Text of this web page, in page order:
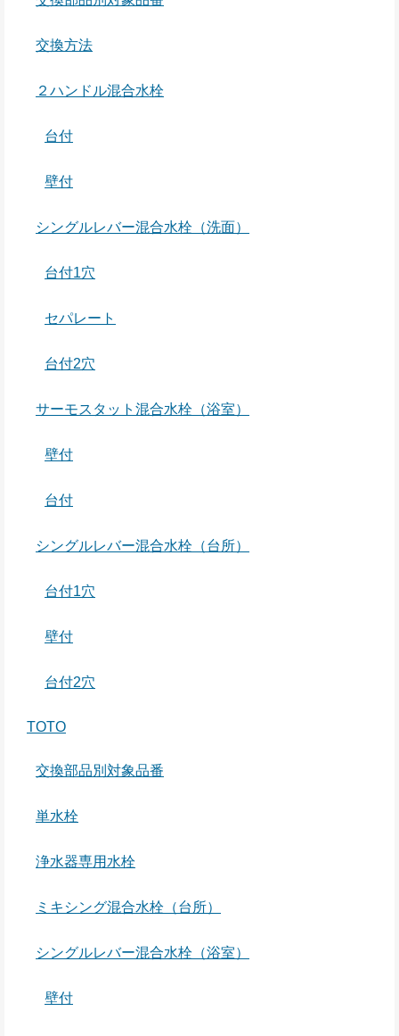
交換方法
２ハンドル混合水栓
台付
壁付
シングルレバー混合水栓（洗面）
台付1穴
セパレート
台付2穴
サーモスタット混合水栓（浴室）
壁付
台付
シングルレバー混合水栓（台所）
台付1穴
壁付
台付2穴
TOTO
交換部品別対象品番
単水栓
浄水器専用水栓
ミキシング混合水栓（台所）
シングルレバー混合水栓（浴室）
壁付